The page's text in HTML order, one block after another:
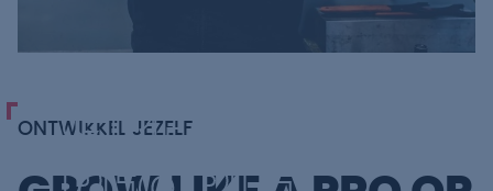
GREAT
ONTWIKKEL JEZELF